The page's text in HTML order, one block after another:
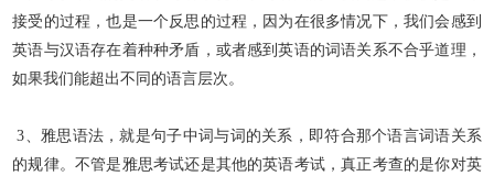
接受的过程，也是一个反思的过程，因为在很多情况下，我们会感到
英语与汉语存在着种种矛盾，或者感到英语的词语关系不合乎道理，
如果我们能超出不同的语言层次。
3、雅思语法，就是句子中词与词的关系，即符合那个语言词语关系
的规律。不管是雅思考试还是其他的英语考试，真正考查的是你对英